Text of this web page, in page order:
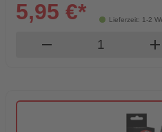
Lieferzeit: 1-2
5,95 €*
remove Produkt add